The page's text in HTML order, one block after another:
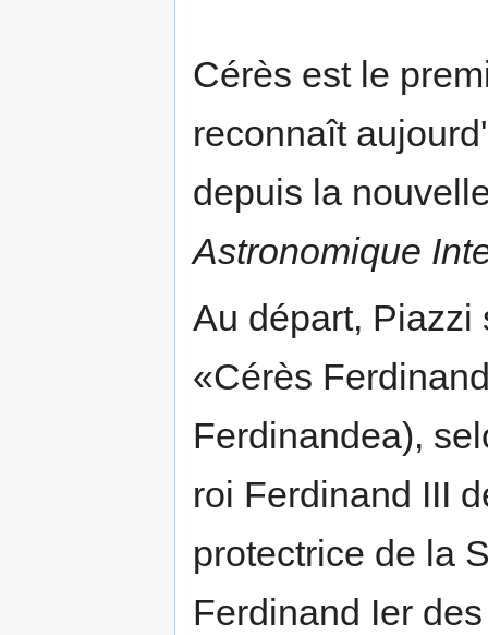
Cérès est le
reconnaît
depuis la
Astronomique
Au départ, Piazzi
«Cérès
Ferdinandea),
roi Ferdinand III
protectrice de la
Ferdinand Ier